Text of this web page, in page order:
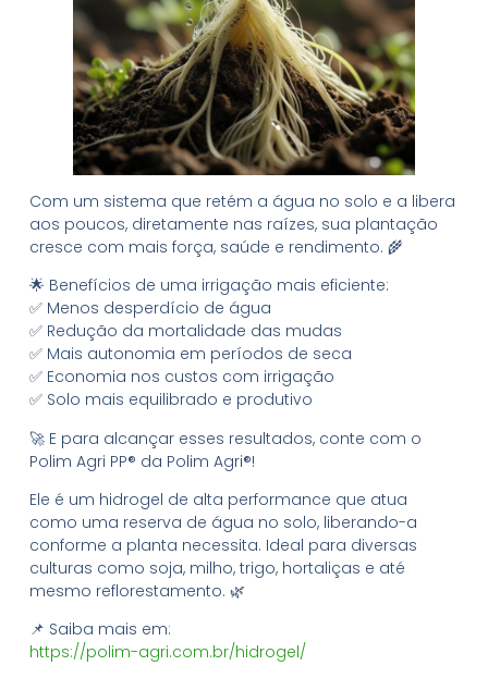
Com um sistema que retém a água no solo e a libera
aos poucos, diretamente nas raízes, sua plantação
cresce com mais força, saúde e rendimento. 🌾
🌟 Benefícios de uma irrigação mais eficiente:
✅ Menos desperdício de água
✅ Redução da mortalidade das mudas
✅ Mais autonomia em períodos de seca
✅ Economia nos custos com irrigação
✅ Solo mais equilibrado e produtivo
🚀 E para alcançar esses resultados, conte com o
Polim Agri PP® da Polim Agri®!
Ele é um hidrogel de alta performance que atua
como uma reserva de água no solo, liberando-a
conforme a planta necessita. Ideal para diversas
culturas como soja, milho, trigo, hortaliças e até
mesmo reflorestamento. 🌿
📌 Saiba mais em:
https://polim-agri.com.br/hidrogel/